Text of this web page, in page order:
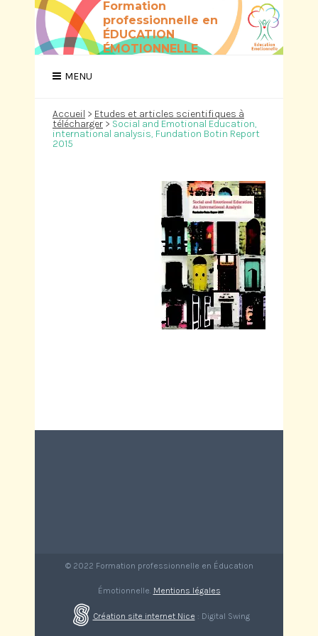
Formation
professionnelle en
ÉDUCATION
ÉMOTIONNELLE
Accueil > Etudes et articles scientifiques à
télécharger > Social and Emotional Education,
international analysis, Fundation Botin Report
2015
© 2022 Formation professionnelle en Éducation
Émotionnelle. Mentions légales
Création site internet Nice : Digital Swing